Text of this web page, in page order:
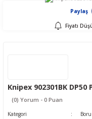
Paylaş
Fiyatı
Knipex 902301BK
(0) Yorum - 0 Puan
Kategori